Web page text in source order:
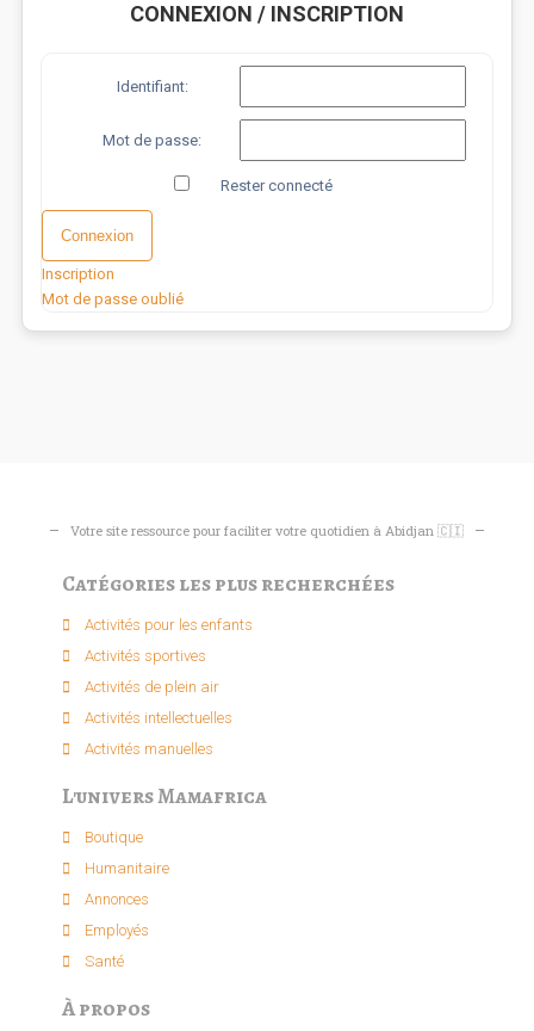
CONNEXION / INSCRIPTION
Identifiant:
Mot de passe:
Rester connecté
Connexion
Inscription
Mot de passe oublié
Votre site ressource pour faciliter votre quotidien à Abidjan 🇨🇮
Catégories les plus recherchées
Activités pour les enfants​
Activités sportives​
Activités de plein air​
Activités intellectuelle​s
Activités manuelles​
L'univers Mamafrica
Boutique
Humanitaire
Annonces
Employés
Santé
À propos